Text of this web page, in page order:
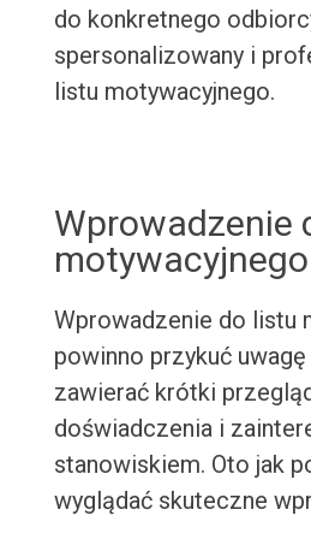
do konkretnego
spersonalizowany i
listu motywacyjnego.
Wprowadzenie
motywacyjnego
Wprowadzenie do listu
powinno przykuć
zawierać krótki
doświadczenia i
stanowiskiem. Oto jak
wyglądać skuteczne